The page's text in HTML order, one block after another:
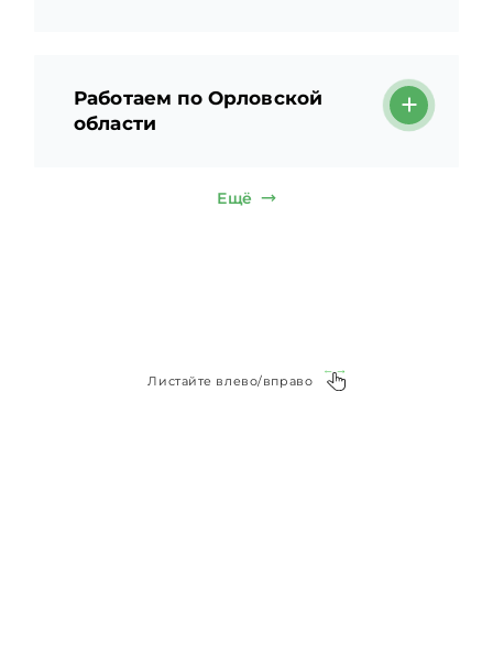
Работаем по Орловской
области
Ещё
Листайте влево/вправо